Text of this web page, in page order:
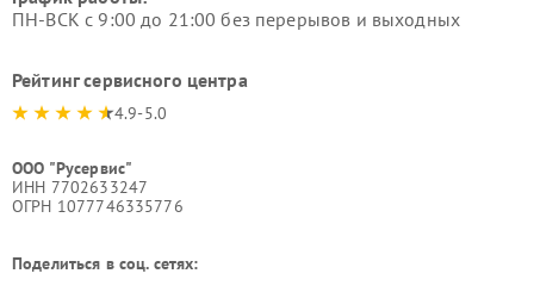
ПН-ВСК с 9:00 до 21:00 без перерывов и выходных
Рейтинг сервисного центра
4.9-5.0
ООО "Русервис"
ИНН 7702633247
ОГРН 1077746335776
Поделиться в соц. сетях: